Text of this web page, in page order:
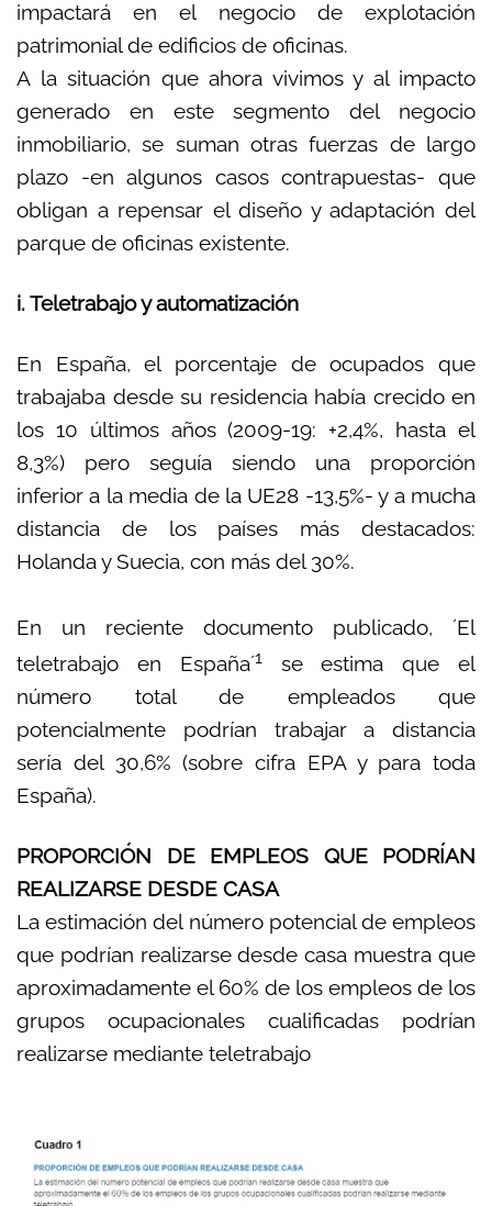
impactará en el negocio de explotación
patrimonial de edificios de oficinas.
A la situación que ahora vivimos y al impacto
generado en este segmento del negocio
inmobiliario, se suman otras fuerzas de largo
plazo -en algunos casos contrapuestas- que
obligan a repensar el diseño y adaptación del
parque de oficinas existente.
i. Teletrabajo y automatización
En España, el porcentaje de ocupados que
trabajaba desde su residencia había crecido en
los 10 últimos años (2009-19: +2,4%, hasta el
8,3%) pero seguía siendo una proporción
inferior a la media de la UE28 -13,5%- y a mucha
distancia de los países más destacados:
Holanda y Suecia, con más del 30%.
En un reciente documento publicado, ´El
teletrabajo en España´1se estima que el
número total de empleados que
potencialmente podrían trabajar a distancia
sería del 30,6% (sobre cifra EPA y para toda
España).
PROPORCIÓN DE EMPLEOS QUE PODRÍAN
REALIZARSE DESDE CASA
La estimación del número potencial de empleos
que podrían realizarse desde casa muestra que
aproximadamente el 60% de los empleos de los
grupos ocupacionales cualificadas podrían
realizarse mediante teletrabajo